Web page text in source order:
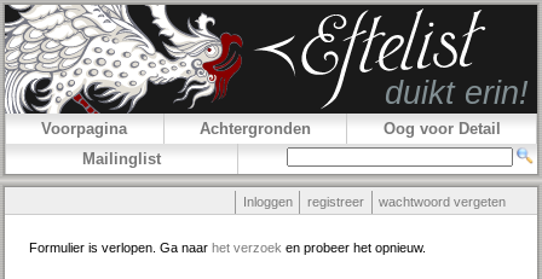
Voorpagina Achtergronden
Oog voor Detail
Mailinglist
Inloggen registreer wachtwoord vergeten
Formulier is verlopen. Ga naar het verzoek en probeer het opnieuw.